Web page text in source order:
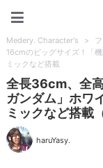
Medery. Character's >
16cmのビッグサイズ！「
ミックなど搭載
全長36cm、全
ガンダム」ホワ
ミックなど搭載
haruYasy.